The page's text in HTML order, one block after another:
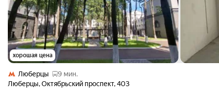
хорошая цена
Люберцы
9 мин.
Люберцы,Октябрьский проспект,403